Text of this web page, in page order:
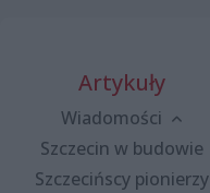
Artykuły
Wiadomości
Szczecin w budowie
Szczecińscy pionierzy